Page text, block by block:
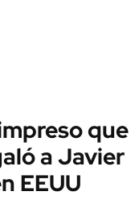
que
a Javier
EEUU